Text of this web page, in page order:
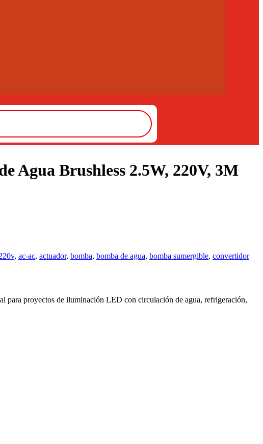
Agua Brushless 2.5W, 220V, 3M
, ac-ac, actuador, bomba, bomba de agua, bomba sumergible, convertidor
para proyectos de iluminación LED con circulación de agua, refrigeración,